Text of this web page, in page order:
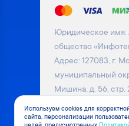
Юридическое имя:
общество
Адрес: 127083, г.
муниципальный
Мишина, д. 56, стр.
Информация на
публичной
Используем cookies для
сайта, персонализации